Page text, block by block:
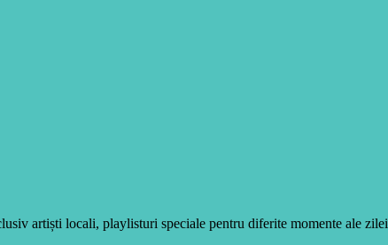
artiști locali, playlisturi speciale pentru diferite momente ale zilei